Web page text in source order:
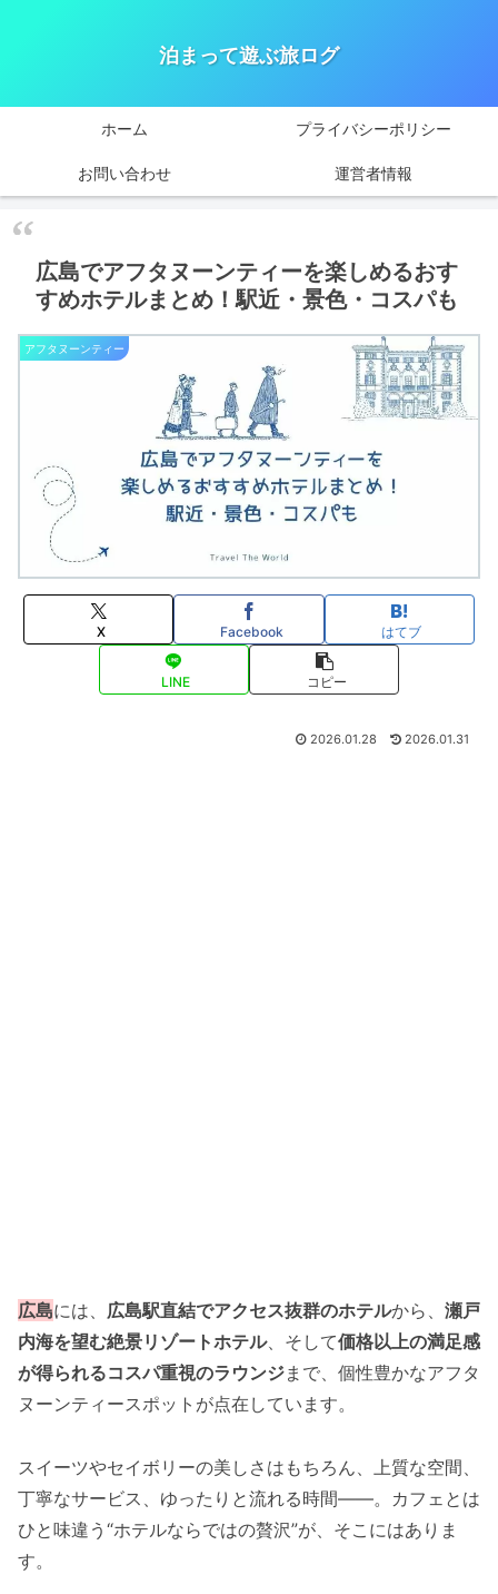
泊まって遊ぶ旅ログ
ホーム プライバシーポリシー
お問い合わせ 運営者情報
広島でアフタヌーンティーを楽しめるおす
すめホテルまとめ！駅近・景色・コスパも
アフタヌーンティー
X Facebook はてブ
LINE コピー
2026.01.28 2026.01.31
広島には、 広島駅直結でアクセス抜群のホテルから、 瀬戸
内海を望む絶景リゾートホテル、そして価格以上の満足感
が得られるコスパ重視のラウンジまで、個性豊かなアフタ
ヌーンティースポットが点在しています。
スイーツやセイボリーの美しさはもちろん、上質な空間、
丁寧なサービス、ゆったりと流れる時間——。カフェとは
ひと味違う“ホテルならではの贅沢”が、そこにはありま
す。